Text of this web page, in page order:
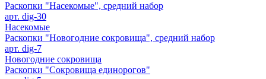
Раскопки "Насекомые", средний набор
арт. dig-30
Насекомые
Раскопки "Новогодние сокровища", средний набор
арт. dig-7
Новогодние сокровища
Раскопки "Сокровища единорогов"